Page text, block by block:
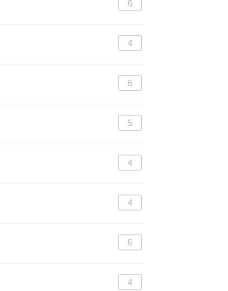
6
4
6
5
4
4
6
4